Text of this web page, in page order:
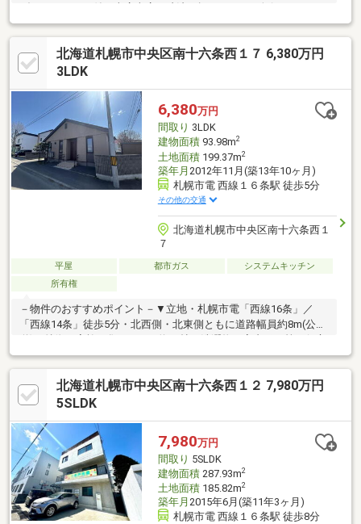
m、高さ２．０m※奥の天井高は３．２m◇地下には収納力のある
納戸と洋室あり◇２階玄関とホールは天井までの高さのあるガラ
ス引き戸により仕切られ間接照明との相性は抜群◇２階リビング
にはハイサッシかつワイドタイプの窓が設置◇３階には炉が切ら
わ公園を見下ろすことができるため解放感があります。◇ガーデ
ニングや趣味に活用できるプライベートガーデンがあります
北海道札幌市中央区南十六条西１７ 6,380万円
3LDK
6,380万円
間取り 3LDK
建物面積93.98m2
土地面積199.37m2
築年月 2012年11月(築13年10ヶ月)
札幌市電 西線１６条駅 徒歩5分
その他の交通
北海道札幌市中央区南十六条西１
７
平屋 都市ガス
システムキッチン
所有権
－物件のおすすめポイント－▼立地・札幌市電「西線16条」／
「西線14条」徒歩5分・北西側・北東側ともに道路幅員約8m(公
つ乾燥室・駐車スペース有(車種による)▼設備・食器洗乾燥機・
省エネ給湯器「エコジョーズ」・TVモニタ付インターホン・複層
ガラス▼周辺環境・伏見小学校 徒歩8分(約570m)・伏見中学校 徒
歩3分(約170m)・マックスバリュ南15条店 徒歩5分(約360m)■ ご希
ご相談はお気軽にお問い合わせください。
北海道札幌市中央区南十六条西１２ 7,980万円
5SLDK
7,980万円
間取り 5SLDK
建物面積287.93m2
土地面積185.82m2
築年月 2015年6月(築11年3ヶ月)
札幌市電 西線１６条駅 徒歩8分